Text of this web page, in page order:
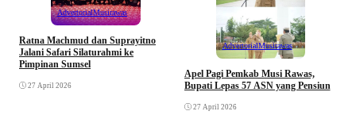
AdvertorialMusirawas
Ratna Machmud dan Suprayitno
Jalani Safari Silaturahmi ke
Pimpinan Sumsel
27 April 2026
AdvertorialMusirawas
Apel Pagi Pemkab Musi Rawas,
Bupati Lepas 57 ASN yang Pensiun
27 April 2026